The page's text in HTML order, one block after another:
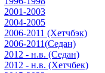
2001-2003
2004-2005
2006-2011 (Хетчбэк)
2006-2011(Седан)
2012 - н.в. (Седан)
2012 - н.в. (Хетчбек)